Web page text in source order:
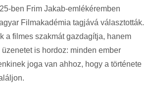
ben Frim Jakab-emlékéremben
Filmakadémia tagjává választották.
a filmes szakmát gazdagítja, hanem
is hordoz: minden ember
joga van ahhoz, hogy a története